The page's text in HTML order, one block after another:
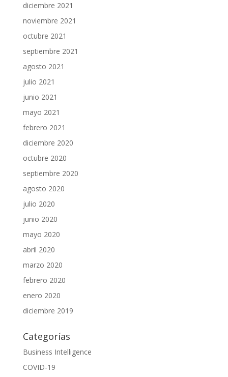
diciembre 2021
noviembre 2021
octubre 2021
septiembre 2021
agosto 2021
julio 2021
junio 2021
mayo 2021
febrero 2021
diciembre 2020
octubre 2020
septiembre 2020
agosto 2020
julio 2020
junio 2020
mayo 2020
abril 2020
marzo 2020
febrero 2020
enero 2020
diciembre 2019
Categorías
Business Intelligence
COVID-19